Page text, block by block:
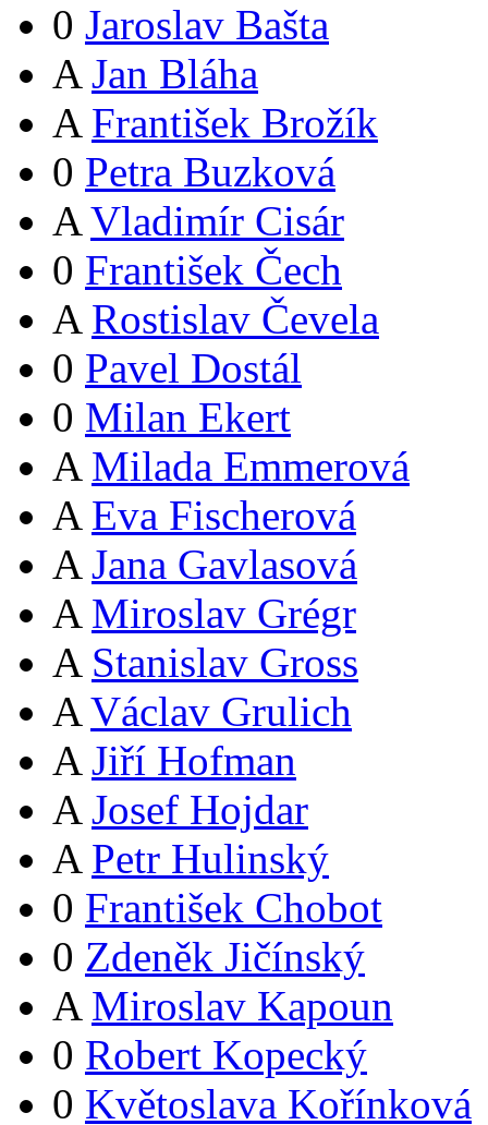
0 Jaroslav Bašta
A Jan Bláha
A František Brožík
0 Petra Buzková
A Vladimír Cisár
0 František Čech
A Rostislav Čevela
0 Pavel Dostál
0 Milan Ekert
A Milada Emmerová
A Eva Fischerová
A Jana Gavlasová
A Miroslav Grégr
A Stanislav Gross
A Václav Grulich
A Jiří Hofman
A Josef Hojdar
A Petr Hulinský
0 František Chobot
0 Zdeněk Jičínský
A Miroslav Kapoun
0 Robert Kopecký
0 Květoslava Kořínková